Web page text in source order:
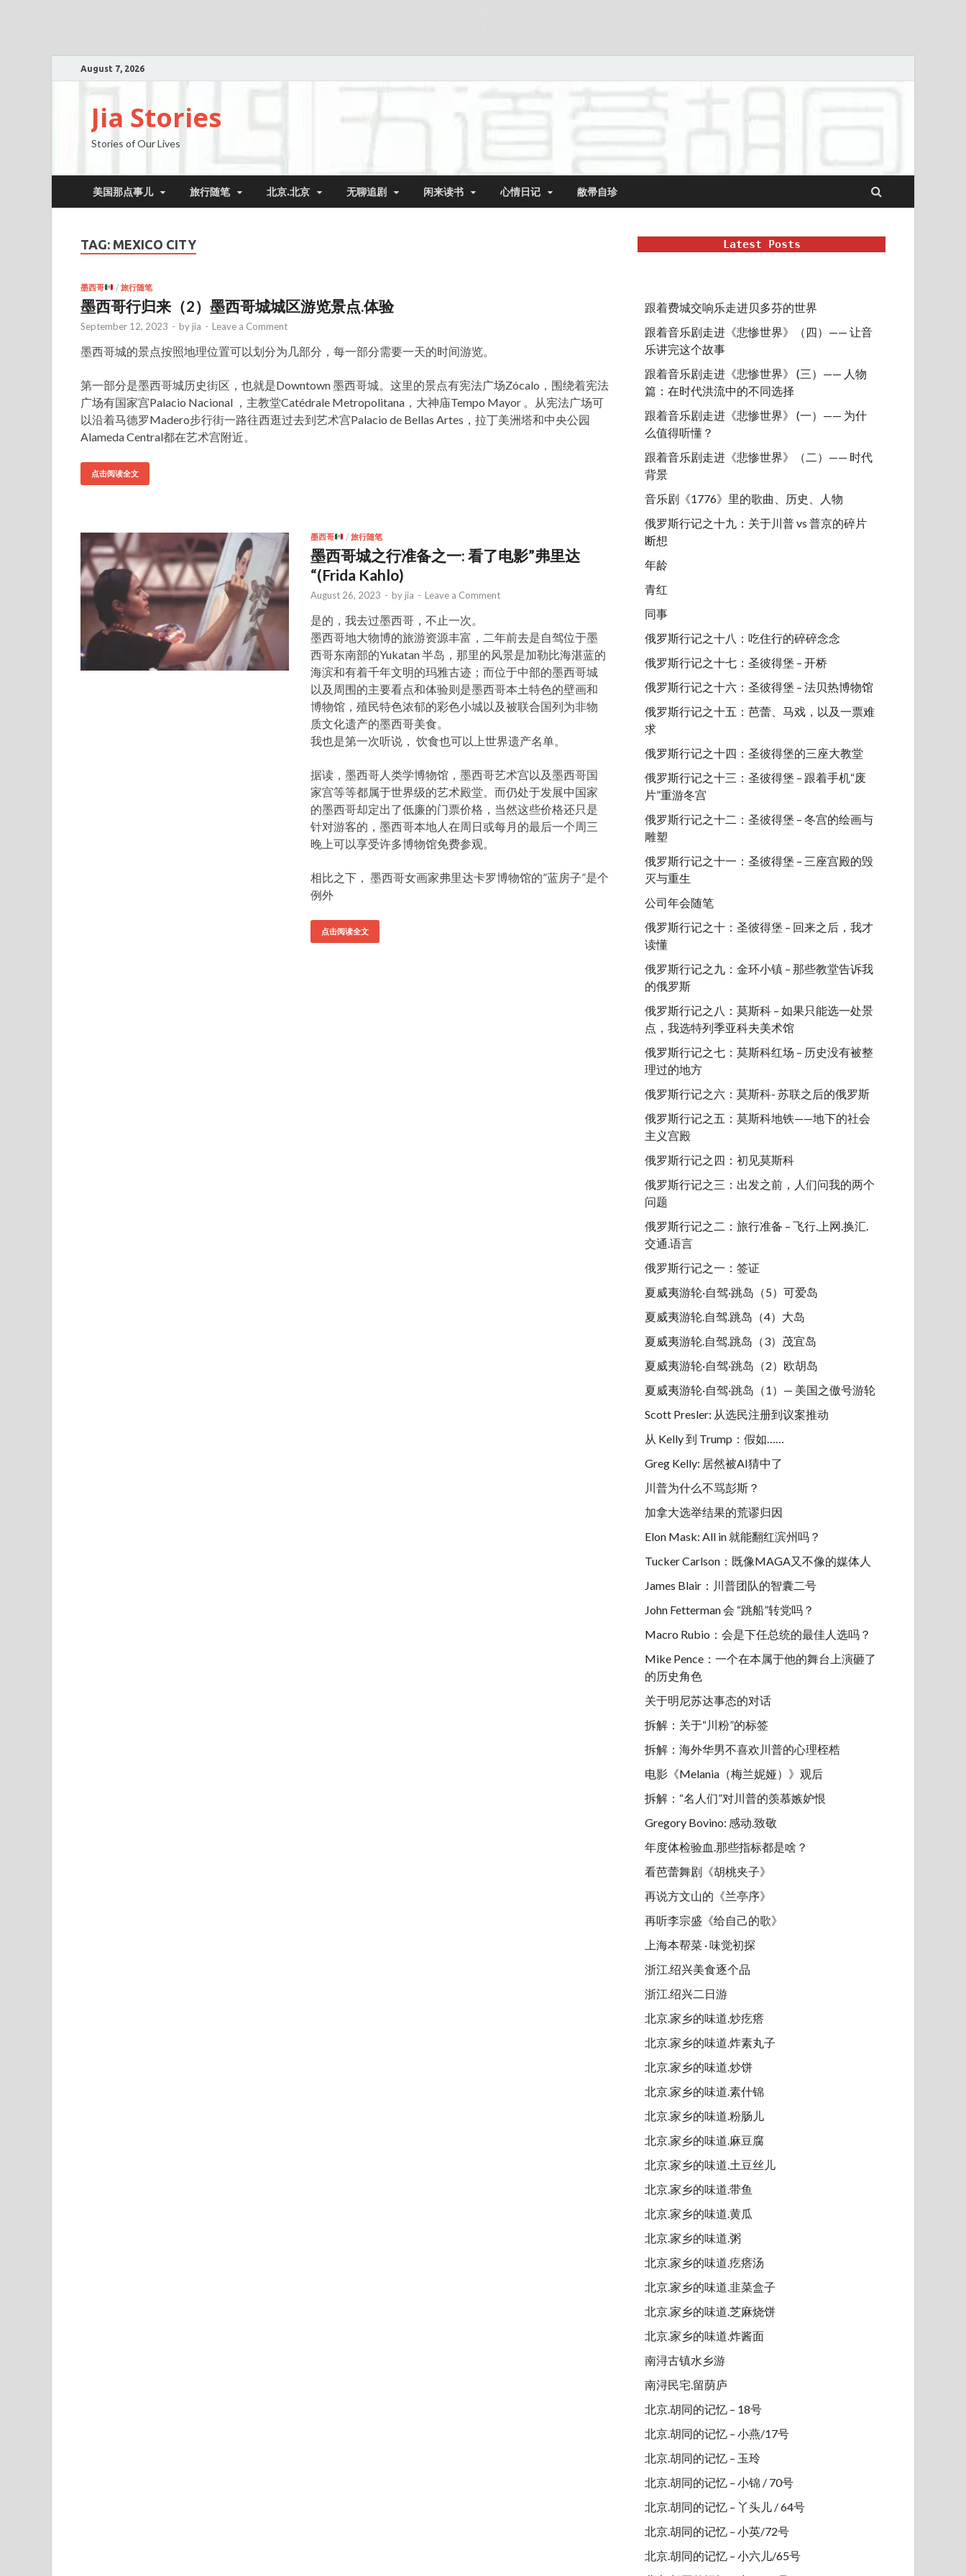
August 7, 2026
Jia Stories
Stories of Our Lives
美国那点事儿 旅行随笔 北京.北京 无聊追剧 闲来读书 心情日记 敝帚自珍
TAG: MEXICO CITY
墨西哥 / 旅行随笔
墨西哥行归来（2）墨西哥城城区游览景点.体验
September 12, 2023 - by jia - Leave a Comment
墨西哥城的景点按照地理位置可以划分为几部分，每一部分需要一天的时间游览。
第一部分是墨西哥城历史街区，也就是Downtown 墨西哥城。这里的景点有宪法广场Zócalo，围绕着宪法
广场有国家宫Palacio Nacional ，主教堂Catédrale Metropolitana，大神庙Tempo Mayor 。从宪法广场可
以沿着马德罗Madero步行街一路往西逛过去到艺术宫Palacio de Bellas Artes，拉丁美洲塔和中央公园
Alameda Central都在艺术宫附近。
点击阅读全文
墨西哥 / 旅行随笔
墨西哥城之行准备之一: 看了电影”弗里达
“(Frida Kahlo)
August 26, 2023 - by jia - Leave a Comment
是的，我去过墨西哥，不止一次。
墨西哥地大物博的旅游资源丰富，二年前去是自驾位于墨
西哥东南部的Yukatan 半岛，那里的风景是加勒比海湛蓝的
海滨和有着千年文明的玛雅古迹；而位于中部的墨西哥城
以及周围的主要看点和体验则是墨西哥本土特色的壁画和
博物馆，殖民特色浓郁的彩色小城以及被联合国列为非物
质文化遗产的墨西哥美食。
我也是第一次听说， 饮食也可以上世界遗产名单。
据读，墨西哥人类学博物馆，墨西哥艺术宫以及墨西哥国
家宫等等都属于世界级的艺术殿堂。而仍处于发展中国家
的墨西哥却定出了低廉的门票价格，当然这些价格还只是
针对游客的，墨西哥本地人在周日或每月的最后一个周三
晚上可以享受许多博物馆免费参观。
相比之下， 墨西哥女画家弗里达卡罗博物馆的”蓝房子”是个
例外
点击阅读全文
Latest Posts
跟着费城交响乐走进贝多芬的世界
跟着音乐剧走进《悲惨世界》（四）—— 让音
乐讲完这个故事
跟着音乐剧走进《悲惨世界》 (三）—— 人物
篇：在时代洪流中的不同选择
跟着音乐剧走进《悲惨世界》 (一）—— 为什
么值得听懂？
跟着音乐剧走进《悲惨世界》（二）—— 时代
背景
音乐剧《1776》里的歌曲、历史、人物
俄罗斯行记之十九：关于川普 vs 普京的碎片
断想
年龄
青红
同事
俄罗斯行记之十八：吃住行的碎碎念念
俄罗斯行记之十七：圣彼得堡 – 开桥
俄罗斯行记之十六：圣彼得堡 – 法贝热博物馆
俄罗斯行记之十五：芭蕾、马戏，以及一票难
求
俄罗斯行记之十四：圣彼得堡的三座大教堂
俄罗斯行记之十三：圣彼得堡 – 跟着手机“废
片”重游冬宫
俄罗斯行记之十二：圣彼得堡 – 冬宫的绘画与
雕塑
俄罗斯行记之十一：圣彼得堡 – 三座宫殿的毁
灭与重生
公司年会随笔
俄罗斯行记之十：圣彼得堡 – 回来之后，我才
读懂
俄罗斯行记之九：金环小镇 – 那些教堂告诉我
的俄罗斯
俄罗斯行记之八：莫斯科 – 如果只能选一处景
点，我选特列季亚科夫美术馆
俄罗斯行记之七：莫斯科红场 – 历史没有被整
理过的地方
俄罗斯行记之六：莫斯科- 苏联之后的俄罗斯
俄罗斯行记之五：莫斯科地铁——地下的社会
主义宫殿
俄罗斯行记之四：初见莫斯科
俄罗斯行记之三：出发之前，人们问我的两个
问题
俄罗斯行记之二：旅行准备 – 飞行.上网.换汇.
交通.语言
俄罗斯行记之一：签证
夏威夷游轮·自驾·跳岛（5）可爱岛
夏威夷游轮.自驾.跳岛（4）大岛
夏威夷游轮.自驾.跳岛（3）茂宜岛
夏威夷游轮·自驾·跳岛（2）欧胡岛
夏威夷游轮·自驾·跳岛（1）— 美国之傲号游轮
Scott Presler: 从选民注册到议案推动
从 Kelly 到 Trump：假如……
Greg Kelly: 居然被AI猜中了
川普为什么不骂彭斯？
加拿大选举结果的荒谬归因
Elon Mask: All in 就能翻红滨州吗？
Tucker Carlson：既像MAGA又不像的媒体人
James Blair：川普团队的智囊二号
John Fetterman 会 “跳船”转党吗？
Macro Rubio：会是下任总统的最佳人选吗？
Mike Pence：一个在本属于他的舞台上演砸了
的历史角色
关于明尼苏达事态的对话
拆解：关于“川粉”的标签
拆解：海外华男不喜欢川普的心理桎梏
电影《Melania（梅兰妮娅）》观后
拆解：“名人们”对川普的羡慕嫉妒恨
Gregory Bovino: 感动.致敬
年度体检验血.那些指标都是啥？
看芭蕾舞剧《胡桃夹子》
再说方文山的《兰亭序》
再听李宗盛《给自己的歌》
上海本帮菜 · 味觉初探
浙江.绍兴美食逐个品
浙江.绍兴二日游
北京.家乡的味道.炒疙瘩
北京.家乡的味道.炸素丸子
北京.家乡的味道.炒饼
北京.家乡的味道.素什锦
北京.家乡的味道.粉肠儿
北京.家乡的味道.麻豆腐
北京.家乡的味道.土豆丝儿
北京.家乡的味道.带鱼
北京.家乡的味道.黄瓜
北京.家乡的味道.粥
北京.家乡的味道.疙瘩汤
北京.家乡的味道.韭菜盒子
北京.家乡的味道.芝麻烧饼
北京.家乡的味道.炸酱面
南浔古镇水乡游
南浔民宅.留荫庐
北京.胡同的记忆 – 18号
北京.胡同的记忆 – 小燕/17号
北京.胡同的记忆 – 玉玲
北京.胡同的记忆 – 小锦 / 70号
北京.胡同的记忆 – 丫头儿 / 64号
北京.胡同的记忆 – 小英/72号
北京.胡同的记忆 – 小六儿/65号